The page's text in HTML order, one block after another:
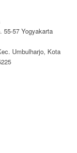
55-57 Yogyakarta
Umbulharjo, Kota